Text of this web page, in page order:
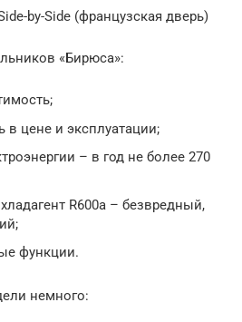
by-Side (французская дверь)
«Бирюса»:
в цене и эксплуатации;
– в год не более 270
R600a – безвредный,
функции.
немного: